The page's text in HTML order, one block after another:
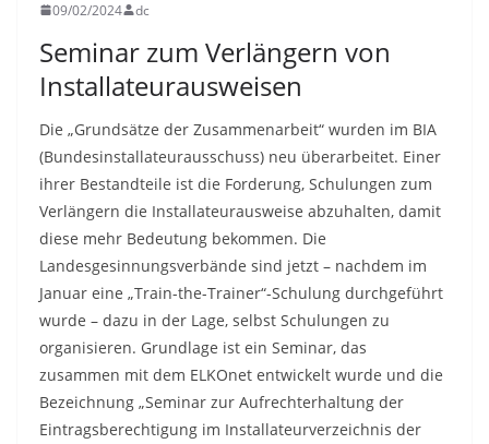
09/02/2024 dc
Seminar zum Verlängern von
Installateurausweisen
Die „Grundsätze der Zusammenarbeit“ wurden im BIA
(Bundesinstallateurausschuss) neu überarbeitet. Einer
ihrer Bestandteile ist die Forderung, Schulungen zum
Verlängern die Installateurausweise abzuhalten, damit
diese mehr Bedeutung bekommen. Die
Landesgesinnungsverbände sind jetzt – nachdem im
Januar eine „Train-the-Trainer“-Schulung durchgeführt
wurde – dazu in der Lage, selbst Schulungen zu
organisieren. Grundlage ist ein Seminar, das
zusammen mit dem ELKOnet entwickelt wurde und die
Bezeichnung „Seminar zur Aufrechterhaltung der
Eintragsberechtigung im Installateurverzeichnis der